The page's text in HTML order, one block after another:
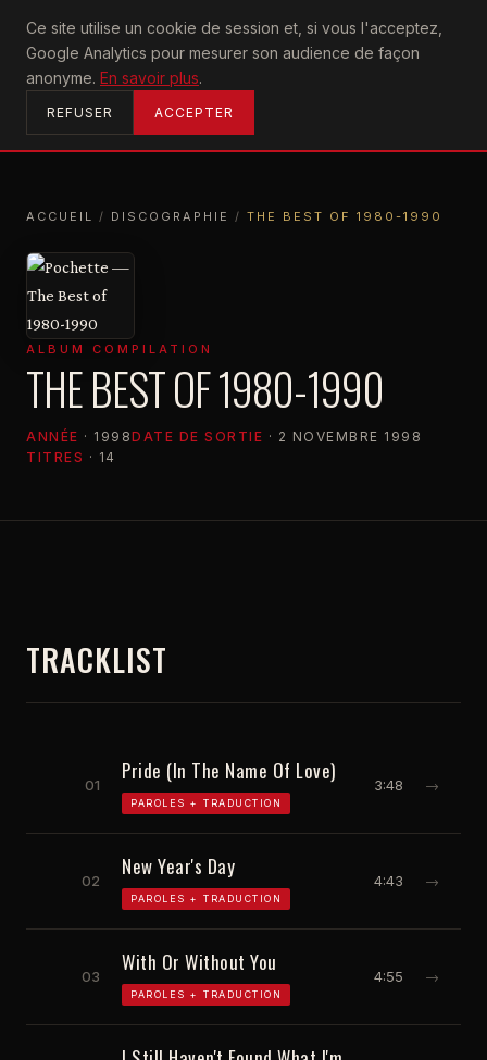
Ce site utilise un cookie de session et, si vous l'acceptez,
Google Analytics pour mesurer son audience de façon
anonyme. En savoir plus.
REFUSER ACCEPTER
U2achtung
ACCUEIL
ACCUEIL / DISCOGRAPHIE / THE BEST OF 1980-1990
ALBUM COMPILATION
THE BEST OF 1980-1990
ANNÉE · 1998DATE DE SORTIE · 2 NOVEMBRE 1998
TITRES · 14
TRACKLIST
01
Pride (In The Name Of Love)
PAROLES + TRADUCTION
3:48 →
02
New Year's Day
PAROLES + TRADUCTION
4:43 →
03
With Or Without You
PAROLES + TRADUCTION
4:55 →